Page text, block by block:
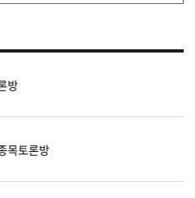
방
목토론방